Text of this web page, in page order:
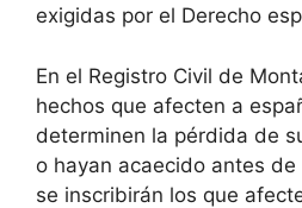
exigidas por el Derecho
En el Registro Civil de
hechos que afecten a
determinen la pérdida de
o hayan acaecido antes
se inscribirán los que